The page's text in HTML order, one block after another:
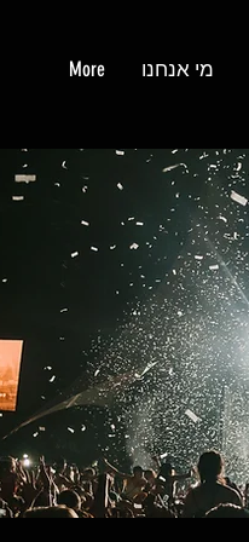
מי אנחנו
More